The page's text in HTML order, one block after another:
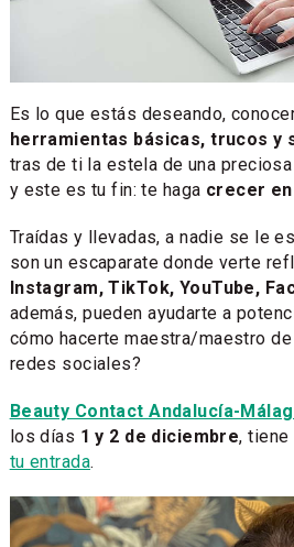
Es lo que estás deseando,
herramientas básicas, trucos y
tras de ti la estela de una
y este es tu fin: te haga crecer
Traídas y llevadas, a nadie se le
son un escaparate donde verte
Instagram, TikTok, YouTube,
además, pueden ayudarte a
cómo hacerte maestra/maestro de
redes sociales?
Beauty Contact Andalucía-
los días 1 y 2 de diciembre, tiene
tu entrada.